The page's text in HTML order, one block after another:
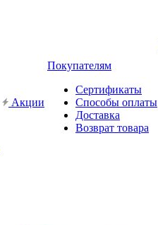
Акции
Покупателям
Сертификаты
Способы оплаты
Доставка
Возврат товара